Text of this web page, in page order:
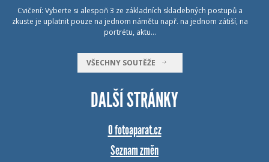
Cvičení: Vyberte si alespoň 3 ze základních skladebných postupů a
zkuste je uplatnit pouze na jednom námětu např. na jednom zátiší, na
portrétu, aktu…
VŠECHNY SOUTĚŽE
DALŠÍ STRÁNKY
O fotoaparat.cz
Seznam změn